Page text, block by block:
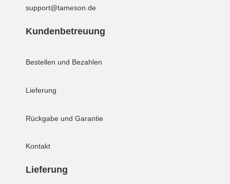
support@tameson.de
Kundenbetreuung
Bestellen und Bezahlen
Lieferung
Rückgabe und Garantie
Kontakt
Lieferung